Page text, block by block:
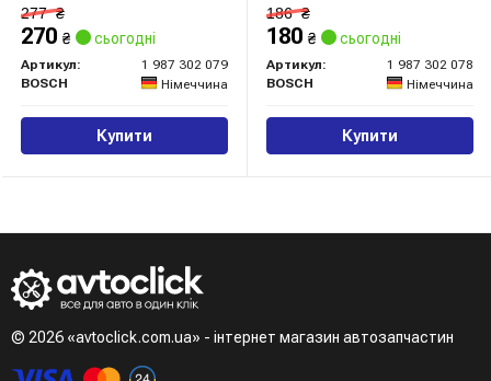
277₴
270 ₴ сьогодні
Артикул:
1 987 302 079
BOSCH
Німеччина
Купити
186₴
180 ₴ сьогодні
Артикул:
1 987 302 078
BOSCH
Німеччина
Купити
© 2026 «avtoclick.com.ua» - інтернет магазин автозапчастин